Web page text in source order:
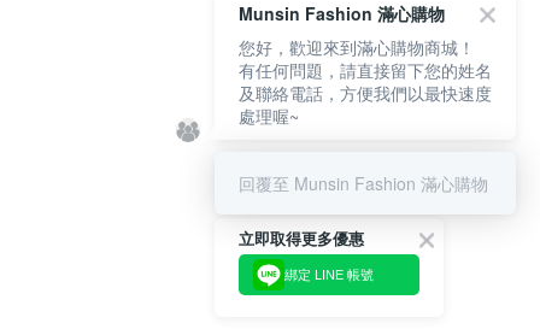
立即取得更多優惠
綁定 LINE 帳號
Munsin Fashion 滿心購物
您好，歡迎來到滿心購物商城！
有任何問題，請直接留下您的姓名
及聯絡電話，方便我們以最快速度
處理喔~
回覆至 Munsin Fashion 滿心購物